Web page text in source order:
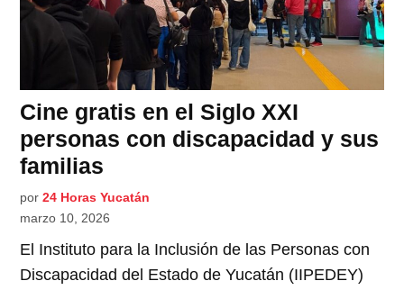
Cine gratis en el Siglo XXI
personas con discapacidad y sus
familias
por 24 Horas Yucatán
marzo 10, 2026
El Instituto para la Inclusión de las Personas con
Discapacidad del Estado de Yucatán (IIPEDEY)